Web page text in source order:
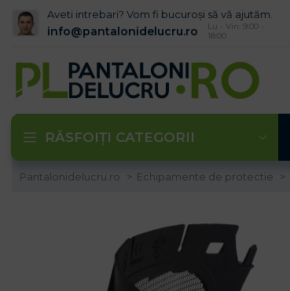
Aveti intrebari? Vom fi bucuroși să vă ajutăm.
info@pantalonidelucru.ro
Lu - Vin: 9:00 -
18:00
RĂSFOIȚI CATEGORII
Pantalonidelucru.ro Echipamente de protectie